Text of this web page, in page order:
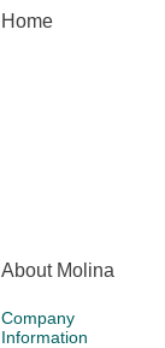
Home
About Molina
Company
Information